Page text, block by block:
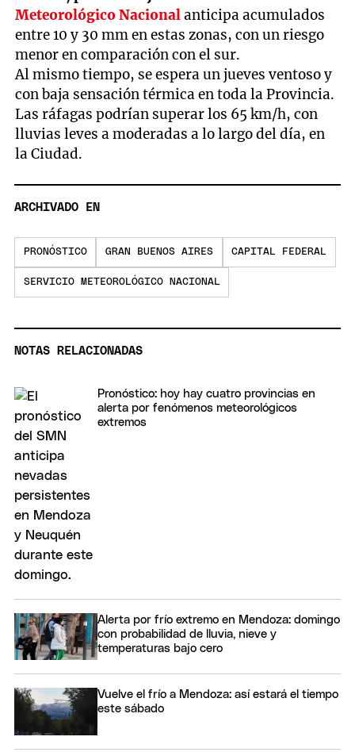
Meteorológico Nacionalanticipa acumulados
entre 10 y 30 mm en estas zonas, con un riesgo
menor en comparación con el sur.
Al mismo tiempo, se espera un jueves ventoso y
con baja sensación térmica en toda la Provincia.
Las ráfagas podrían superar los 65 km/h, con
lluvias leves a moderadas a lo largo del día, en
la Ciudad.
ARCHIVADO EN
PRONÓSTICO GRAN BUENOS AIRES CAPITAL FEDERAL
SERVICIO METEOROLÓGICO NACIONAL
NOTAS RELACIONADAS
Pronóstico: hoy hay cuatro provincias en
alerta por fenómenos meteorológicos
extremos
Alerta por frío extremo en Mendoza: domingo
con probabilidad de lluvia, nieve y
temperaturas bajo cero
Vuelve el frío a Mendoza: así estará el tiempo
este sábado